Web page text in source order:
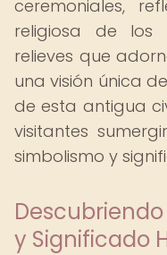
ceremoniales,
religiosa de los
relieves que
una visión única
de esta antigua
visitantes
simbolismo y
y Significado